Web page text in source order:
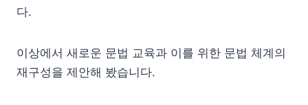
다.
이상에서 새로운 문법 교육과 이를 위한 문법 체계의
재구성을 제안해 봤습니다.